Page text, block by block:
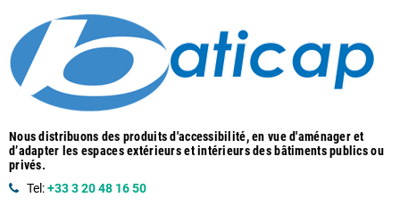
Nous distribuons des produits d'accessibilité, en vue d'aménager et
d’adapter les espaces extérieurs et intérieurs des bâtiments publics ou
privés.
Tel:+33 3 20 48 16 50